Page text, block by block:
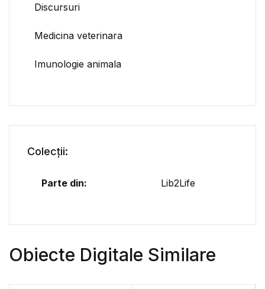
Discursuri
Medicina veterinara
Imunologie animala
Colecții:
Parte din: Lib2Life
Obiecte Digitale Similare